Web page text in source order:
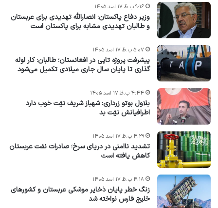
وزیر دفاع پاکستان: انصارالله تهدیدی برای عربستان
و طالبان تهدیدی مشابه برای پاکستان است
۹:۱۶ ب.ظ ۱۷ اسد ۱۴۰۵
پیشرفت پروژه‌ تاپی در افغانستان؛ طالبان: کار لوله
گذاری تا پایان سال جاری میلادی تکمیل می‌شود
۵:۰۷ ب.ظ ۱۷ اسد ۱۴۰۵
بلاول بوتو زرداری: شهباز شریف نیّت خوب دارد
اطرافیانش نیّت بد
۴:۴۴ ب.ظ ۱۷ اسد ۱۴۰۵
تشدید ناامنی در دریای سرخ؛ صادرات نفت عربستان
کاهش یافته است
۴:۲۹ ب.ظ ۱۷ اسد ۱۴۰۵
زنگ خطر پایان ذخایر موشکی عربستان و کشورهای
خلیج فارس نواخته شد
۴:۱۸ ب.ظ ۱۷ اسد ۱۴۰۵